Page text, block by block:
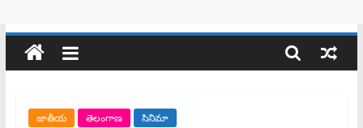
జాతీయ తెలంగాణ సినిమా